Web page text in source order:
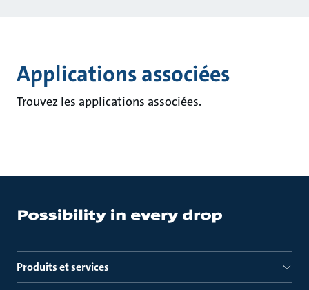
Applications associées
Trouvez les applications associées.
Produits et services